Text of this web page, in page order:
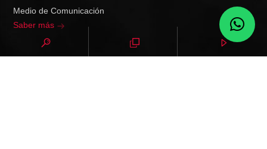
Medio de Comunicación
Saber más